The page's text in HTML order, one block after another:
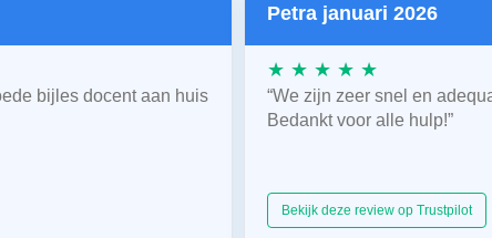
bijles docent aan huis
Petra januari 2026
★ ★ ★ ★ ★
“We zijn zeer snel en
Bedankt voor alle hulp!”
Bekijk deze review op Trustpilot